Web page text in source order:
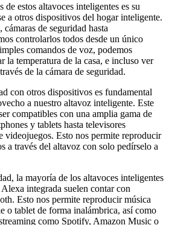
estos altavoces inteligentes es su
a otros dispositivos del hogar inteligente.
de seguridad hasta
controlarlos todos desde un único
comandos de voz, podemos
la temperatura de la casa, e incluso ver
de la cámara de seguridad.
con otros dispositivos es fundamental
a nuestro altavoz inteligente. Este
compatibles con una amplia gama de
y tablets hasta televisores
videojuegos. Esto nos permite reproducir
a través del altavoz con solo pedírselo a
la mayoría de los altavoces inteligentes
integrada suelen contar con
Esto nos permite reproducir música
o tablet de forma inalámbrica, así como
como Spotify, Amazon Music o